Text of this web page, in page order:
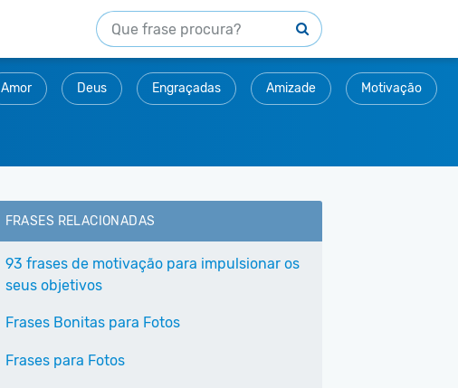
Amor Deus Engraçadas Amizade Motivação
FRASES RELACIONADAS
93 frases de motivação para impulsionar os
seus objetivos
Frases Bonitas para Fotos
Frases para Fotos